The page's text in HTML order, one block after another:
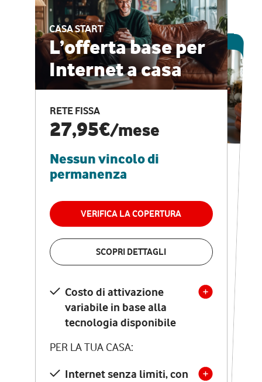
CASA START
L’offerta base per
Internet a casa
RETE FISSA
27,95€/mese
Nessun vincolo di
permanenza
VERIFICA LA COPERTURA
SCOPRI DETTAGLI
Costo di attivazione
variabile in base alla
tecnologia disponibile
PER LA TUA CASA:
Internet senza limiti, con
ESCLUSIVA ONLINE
CASA PRO
Internet veloce e
vantaggi speciali
RETE FISSA + VODAFONE CLUB
29,95€
permanenza
VERIFICA LA COPERTURA
Costo di attivazione
variabile in base alla
tecnologia disponibile
PER LA TUA CASA:
Internet senza limiti, con
la migliore tecnologia